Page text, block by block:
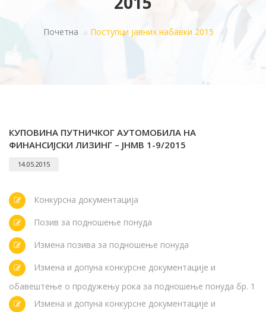
Почетна Поступци јавних набавки 2015
КУПОВИНА ПУТНИЧКОГ АУТОМОБИЛА НА
ФИНАНСИЈСКИ ЛИЗИНГ – ЈНMB 1-9/2015
14.05.2015
Конкурсна документација
Позив за подношење понуда
Измена позива за подношење понуда
Измена и допуна конкурсне документације и
обавештење о продужењу рока за подношење понуда бр. 1
Измена и допуна конкурсне документације и